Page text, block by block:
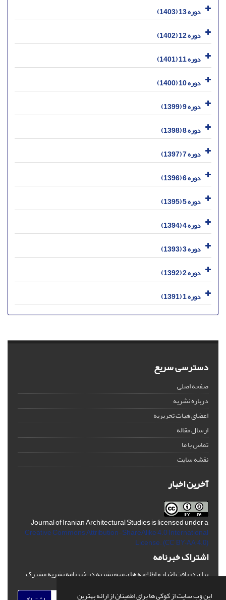
این وب سایت از کوکی ها برای اطمینان از ارائه بهترین
دوره 13 (1403)
دوره 12 (1402)
دوره 11 (1401)
دوره 10 (1400)
دوره 9 (1399)
دوره 8 (1398)
دوره 7 (1397)
دوره 6 (1396)
دوره 5 (1395)
دوره 4 (1394)
دوره 3 (1393)
دوره 2 (1392)
دوره 1 (1391)
دسترسی سریع
صفحه اصلی
درباره نشریه
اعضای هیات تحریریه
ارسال مقاله
تماس با ما
نقشه سایت
آخرین اخبار
Journal of Iranian Architectural Studies is licensed under a
Creative Commons Attribution-ShareAlike 4.0 International
License. (CC BY-AA 4.0)
اشتراک خبرنامه
برای دریافت اخبار و اطلاعیه های مهم نشریه در خبرنامه نشریه مشترک